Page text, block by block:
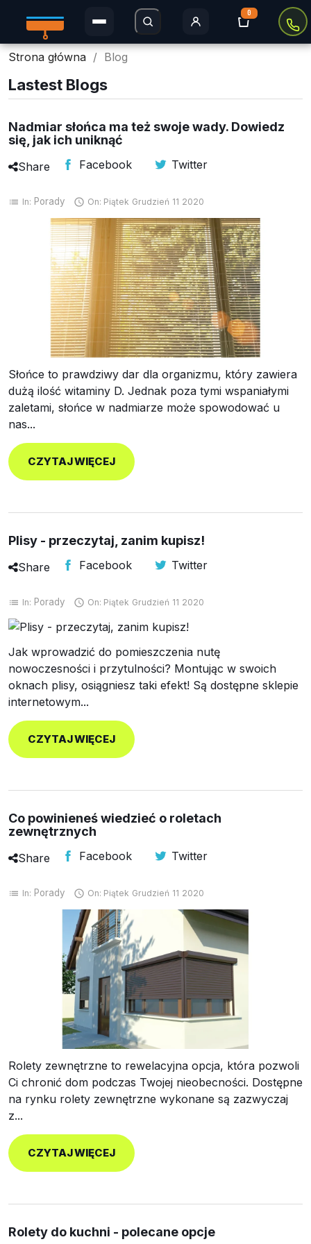
0
Rolety Dzień i Noc
Rolety w kasecie
Plisy
Rolety MINI
Rolety zaciemniające
Rolety Thermo
Rolety dachowe
Moskitiery
Próbki Darmowe
Strona główna Blog
Lastest Blogs
Nadmiar słońca ma też swoje wady. Dowiedz
się, jak ich uniknąć
Share Facebook Twitter
list In: Porady  On: Piątek Grudzień 11 2020
Słońce to prawdziwy dar dla organizmu, który zawiera
dużą ilość witaminy D. Jednak poza tymi wspaniałymi
zaletami, słońce w nadmiarze może spowodować u
nas...
CZYTAJ WIĘCEJ
Plisy - przeczytaj, zanim kupisz!
Share Facebook Twitter
list In: Porady  On: Piątek Grudzień 11 2020
Jak wprowadzić do pomieszczenia nutę
nowoczesności i przytulności? Montując w swoich
oknach plisy, osiągniesz taki efekt! Są dostępne sklepie
internetowym...
CZYTAJ WIĘCEJ
Co powinieneś wiedzieć o roletach
zewnętrznych
Share Facebook Twitter
list In: Porady  On: Piątek Grudzień 11 2020
Rolety zewnętrzne to rewelacyjna opcja, która pozwoli
Ci chronić dom podczas Twojej nieobecności. Dostępne
na rynku rolety zewnętrzne wykonane są zazwyczaj
z...
CZYTAJ WIĘCEJ
Rolety do kuchni - polecane opcje